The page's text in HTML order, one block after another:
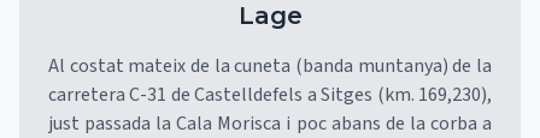
Lage
Al costat mateix de la cuneta (banda muntanya) de la
carretera C-31 de Castelldefels a Sitges (km. 169,230),
just passada la Cala Morisca i poc abans de la corba a